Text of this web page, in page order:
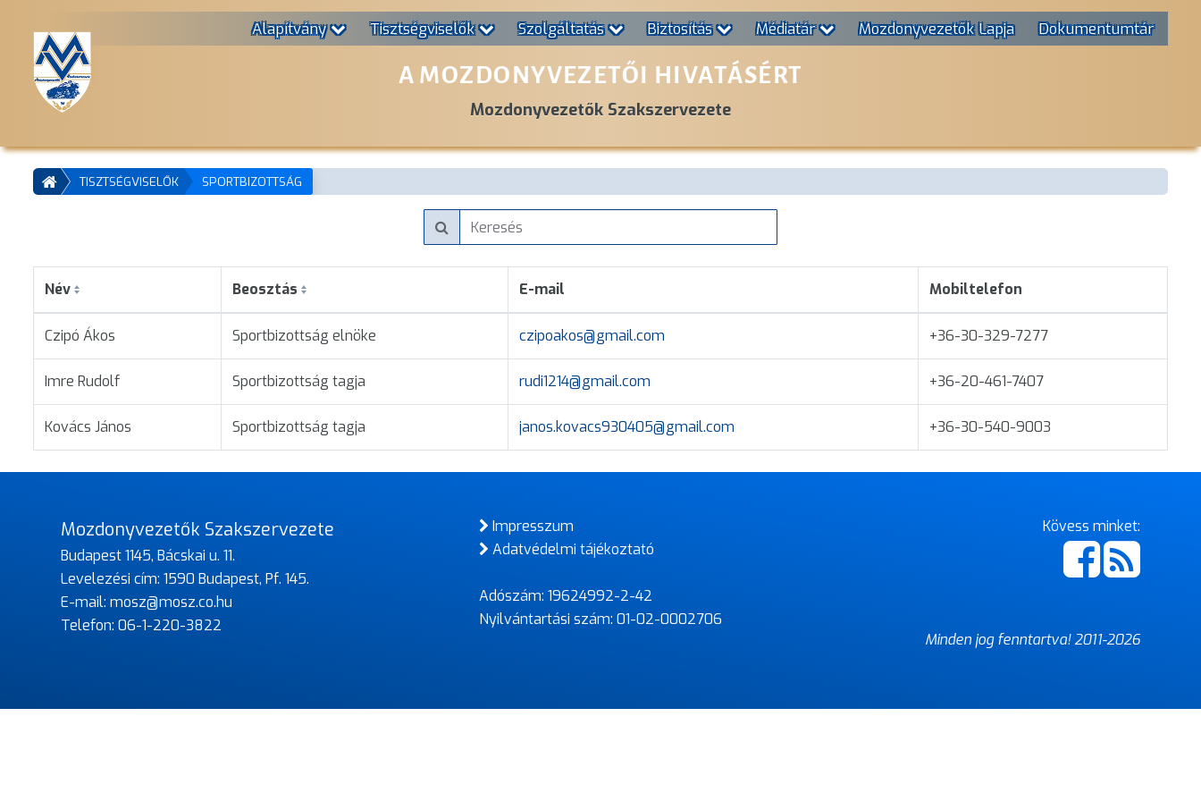
Alapítvány Tisztségviselők Szolgáltatás Biztosítás Médiatár Mozdonyvezetők Lapja Dokumentumtár
A MOZDONYVEZETŐI HIVATÁSÉRT
Mozdonyvezetők Szakszervezete
TISZTSÉGVISELŐK SPORTBIZOTTSÁG
Név Beosztás E-mail Mobiltelefon
Czipó Ákos Sportbizottság elnöke czipoakos@gmail.com +36-30-329-7277
Imre Rudolf Sportbizottság tagja rudi1214@gmail.com +36-20-461-7407
Kovács János Sportbizottság tagja janos.kovacs930405@gmail.com +36-30-540-9003
Mozdonyvezetők Szakszervezete
Budapest 1145, Bácskai u. 11.
Levelezési cím: 1590 Budapest, Pf. 145.
E-mail: mosz@mosz.co.hu
Telefon: 06-1-220-3822
Impresszum
Adatvédelmi tájékoztató
Adószám: 19624992-2-42
Nyilvántartási szám: 01-02-0002706
Kövess minket:
Minden jog fenntartva! 2011-2026